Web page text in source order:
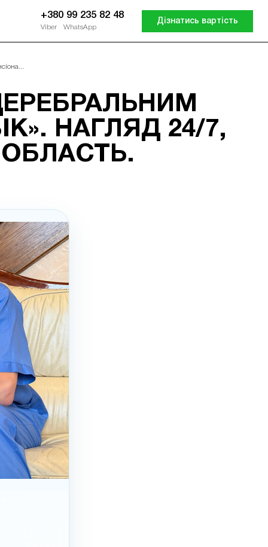
+380 99 235 82 48
Viber WhatsApp
Дізнатись вартість
НАГЛЯД 24/7,
ОБЛАСТЬ.